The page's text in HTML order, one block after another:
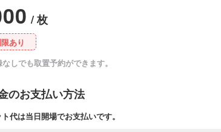
/ 枚
あり
しでも取置予約ができます。
のお支払い方法
代は当日開場でお支払いです。